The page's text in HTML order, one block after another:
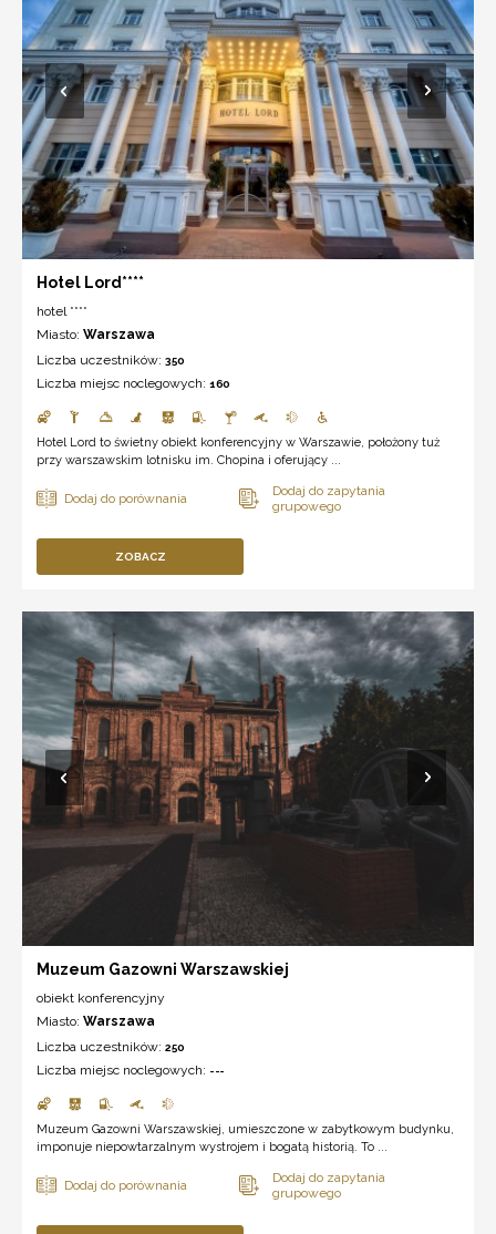
Hotel Lord****
hotel ****
Miasto: Warszawa
Liczba uczestników: 350
Liczba miejsc noclegowych: 160
Hotel Lord to świetny obiekt konferencyjny w Warszawie, położony tuż
przy warszawskim lotnisku im. Chopina i oferujący ...
ZOBACZ
Muzeum Gazowni Warszawskiej
obiekt konferencyjny
Miasto: Warszawa
Liczba uczestników: 250
Liczba miejsc noclegowych: ---
Muzeum Gazowni Warszawskiej, umieszczone w zabytkowym budynku,
imponuje niepowtarzalnym wystrojem i bogatą historią. To ...